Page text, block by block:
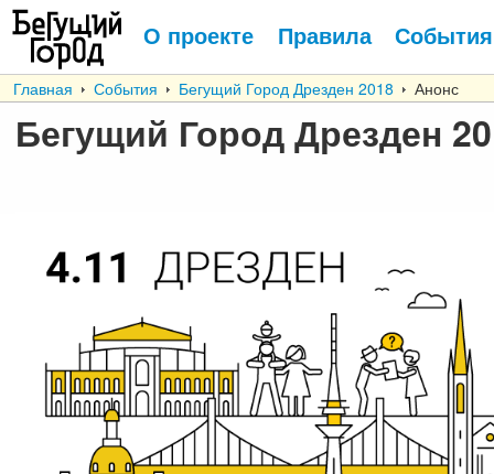
О проекте Правила События
Главная События Бегущий Город Дрезден 2018 Анонс
Бегущий Город Дрезден